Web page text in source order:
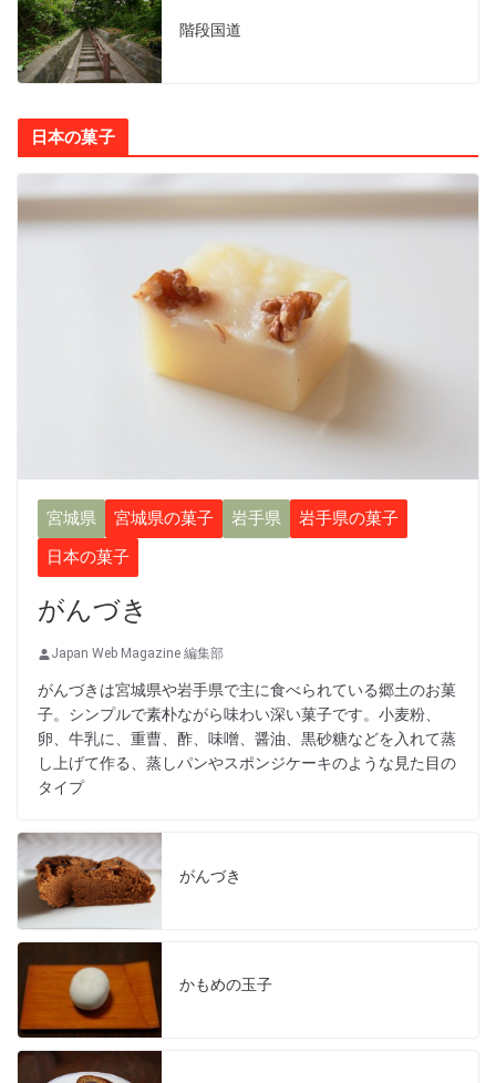
階段国道
日本の菓子
宮城県 宮城県の菓子 岩手県
岩手県の菓子
日本の菓子
がんづき
Japan Web Magazine 編集部
がんづきは宮城県や岩手県で主に食べられている郷土のお菓
子。シンプルで素朴ながら味わい深い菓子です。小麦粉、
卵、牛乳に、重曹、酢、味噌、醤油、黒砂糖などを入れて蒸
し上げて作る、蒸しパンやスポンジケーキのような見た目の
タイプ
がんづき
かもめの玉子